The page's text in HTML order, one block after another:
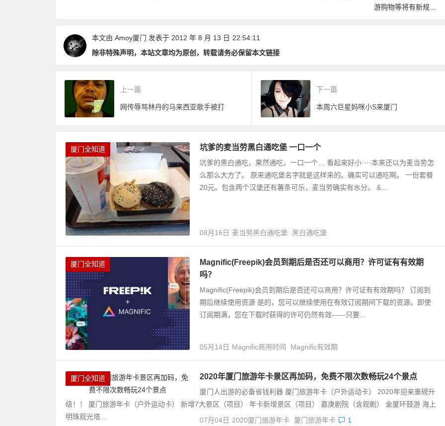
放测试！
游购物等将有新规
范！《厦门经济特区
本文由 Amoy厦门 发表于 2012 年 8 月 13 日 22:54:11
除非特殊声明，本站文章均为原创，转载请务必保留本文链接
上一篇
网传辱骂林丹的马来西亚歌手被打
下一篇
本周六巨星妈咪小S来厦门
厦门全知道 坑爹的麦当劳黑白通吃堡 一口一个
坑爹的黑白通吃，果然通吃，一口一个… 看起来好小····本来还以为麦当劳怎
么那么大方了。 原来通吃堡名字就是这样来的。确实可以通吃啊。 一份套餐
20元。包含两个汉堡还有薯条可乐，麦当劳确实有水分。 &...
08月16日 麦当劳黑白通吃堡 黑白通吃堡
厦门全知道
Magnific(Freepik)会员到期后是否还可以商用？许可证有有效期
吗？
Magnific(Freepik)会员到期后是否还可以商用？许可证有有效期吗？ 订阅到
期后继续使用资源 是的，您可以继续使用在有效订阅期间下载的资源。即使
订阅期满，您在下载时获得的许可仍然有效——只要...
05月14日 Magnific商用时间 Magnific有效期
厦门全知道 2020年厦门旅游年卡景区再加码，免费不限次数畅玩24个景点
厦门人出游的必备省钱利器 厦门旅游年卡（户外运动卡） 2020年迎来重磅升
级！！ 厦门旅游年卡（户外运动卡） 新增7大景区（项目） 年卡新增景区（项目） 嘉庚剧院（含观剧） 金厦环鼓游 海上
明珠观光塔...
07月04日 2020厦门旅游年卡 厦门旅游年卡 1